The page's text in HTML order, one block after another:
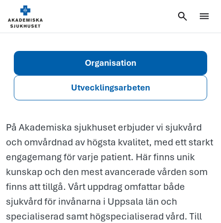
Organisation
Utvecklingsarbeten
På Akademiska sjukhuset erbjuder vi sjukvård
och omvårdnad av högsta kvalitet, med ett starkt
engagemang för varje patient. Här finns unik
kunskap och den mest avancerade vården som
finns att tillgå. Vårt uppdrag omfattar både
sjukvård för invånarna i Uppsala län och
specialiserad samt högspecialiserad vård. Till